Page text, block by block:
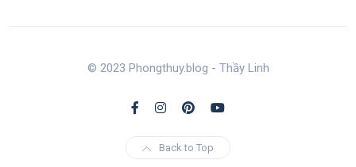
© 2023 Phongthuy.blog - Thầy Linh
Back to Top